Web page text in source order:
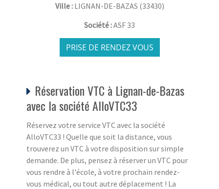
Ville : LIGNAN-DE-BAZAS (33430)
Société :ASF 33
PRISE DE RENDEZ VOUS
Réservation VTC à Lignan-de-Bazas
avec la société AlloVTC33
Réservez votre service VTC avec la société
AlloVTC33 ! Quelle que soit la distance, vous
trouverez un VTC à votre disposition sur simple
demande. De plus, pensez à réserver un VTC pour
vous rendre à l'école, à votre prochain rendez-
vous médical, ou tout autre déplacement ! La